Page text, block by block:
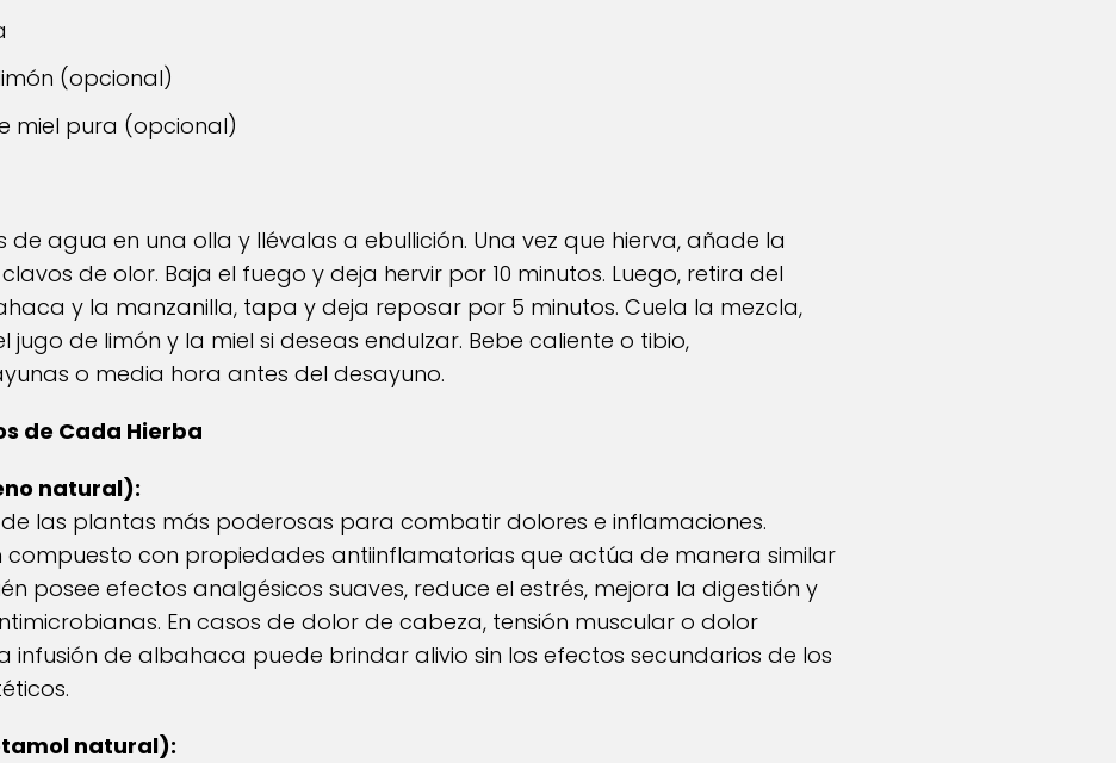
(opcional)
miel pura (opcional)
agua en una olla y llévalas a ebullición. Una vez que hierva, añade la
de olor. Baja el fuego y deja hervir por 10 minutos. Luego, retira del
y la manzanilla, tapa y deja reposar por 5 minutos. Cuela la mezcla,
jugo de limón y la miel si deseas endulzar. Bebe caliente o tibio,
o media hora antes del desayuno.
de Cada Hierba
natural):
las plantas más poderosas para combatir dolores e inflamaciones.
compuesto con propiedades antiinflamatorias que actúa de manera similar
posee efectos analgésicos suaves, reduce el estrés, mejora la digestión y
En casos de dolor de cabeza, tensión muscular o dolor
infusión de albahaca puede brindar alivio sin los efectos secundarios de los
natural):